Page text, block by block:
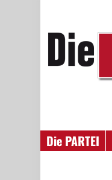
Die PARTEI